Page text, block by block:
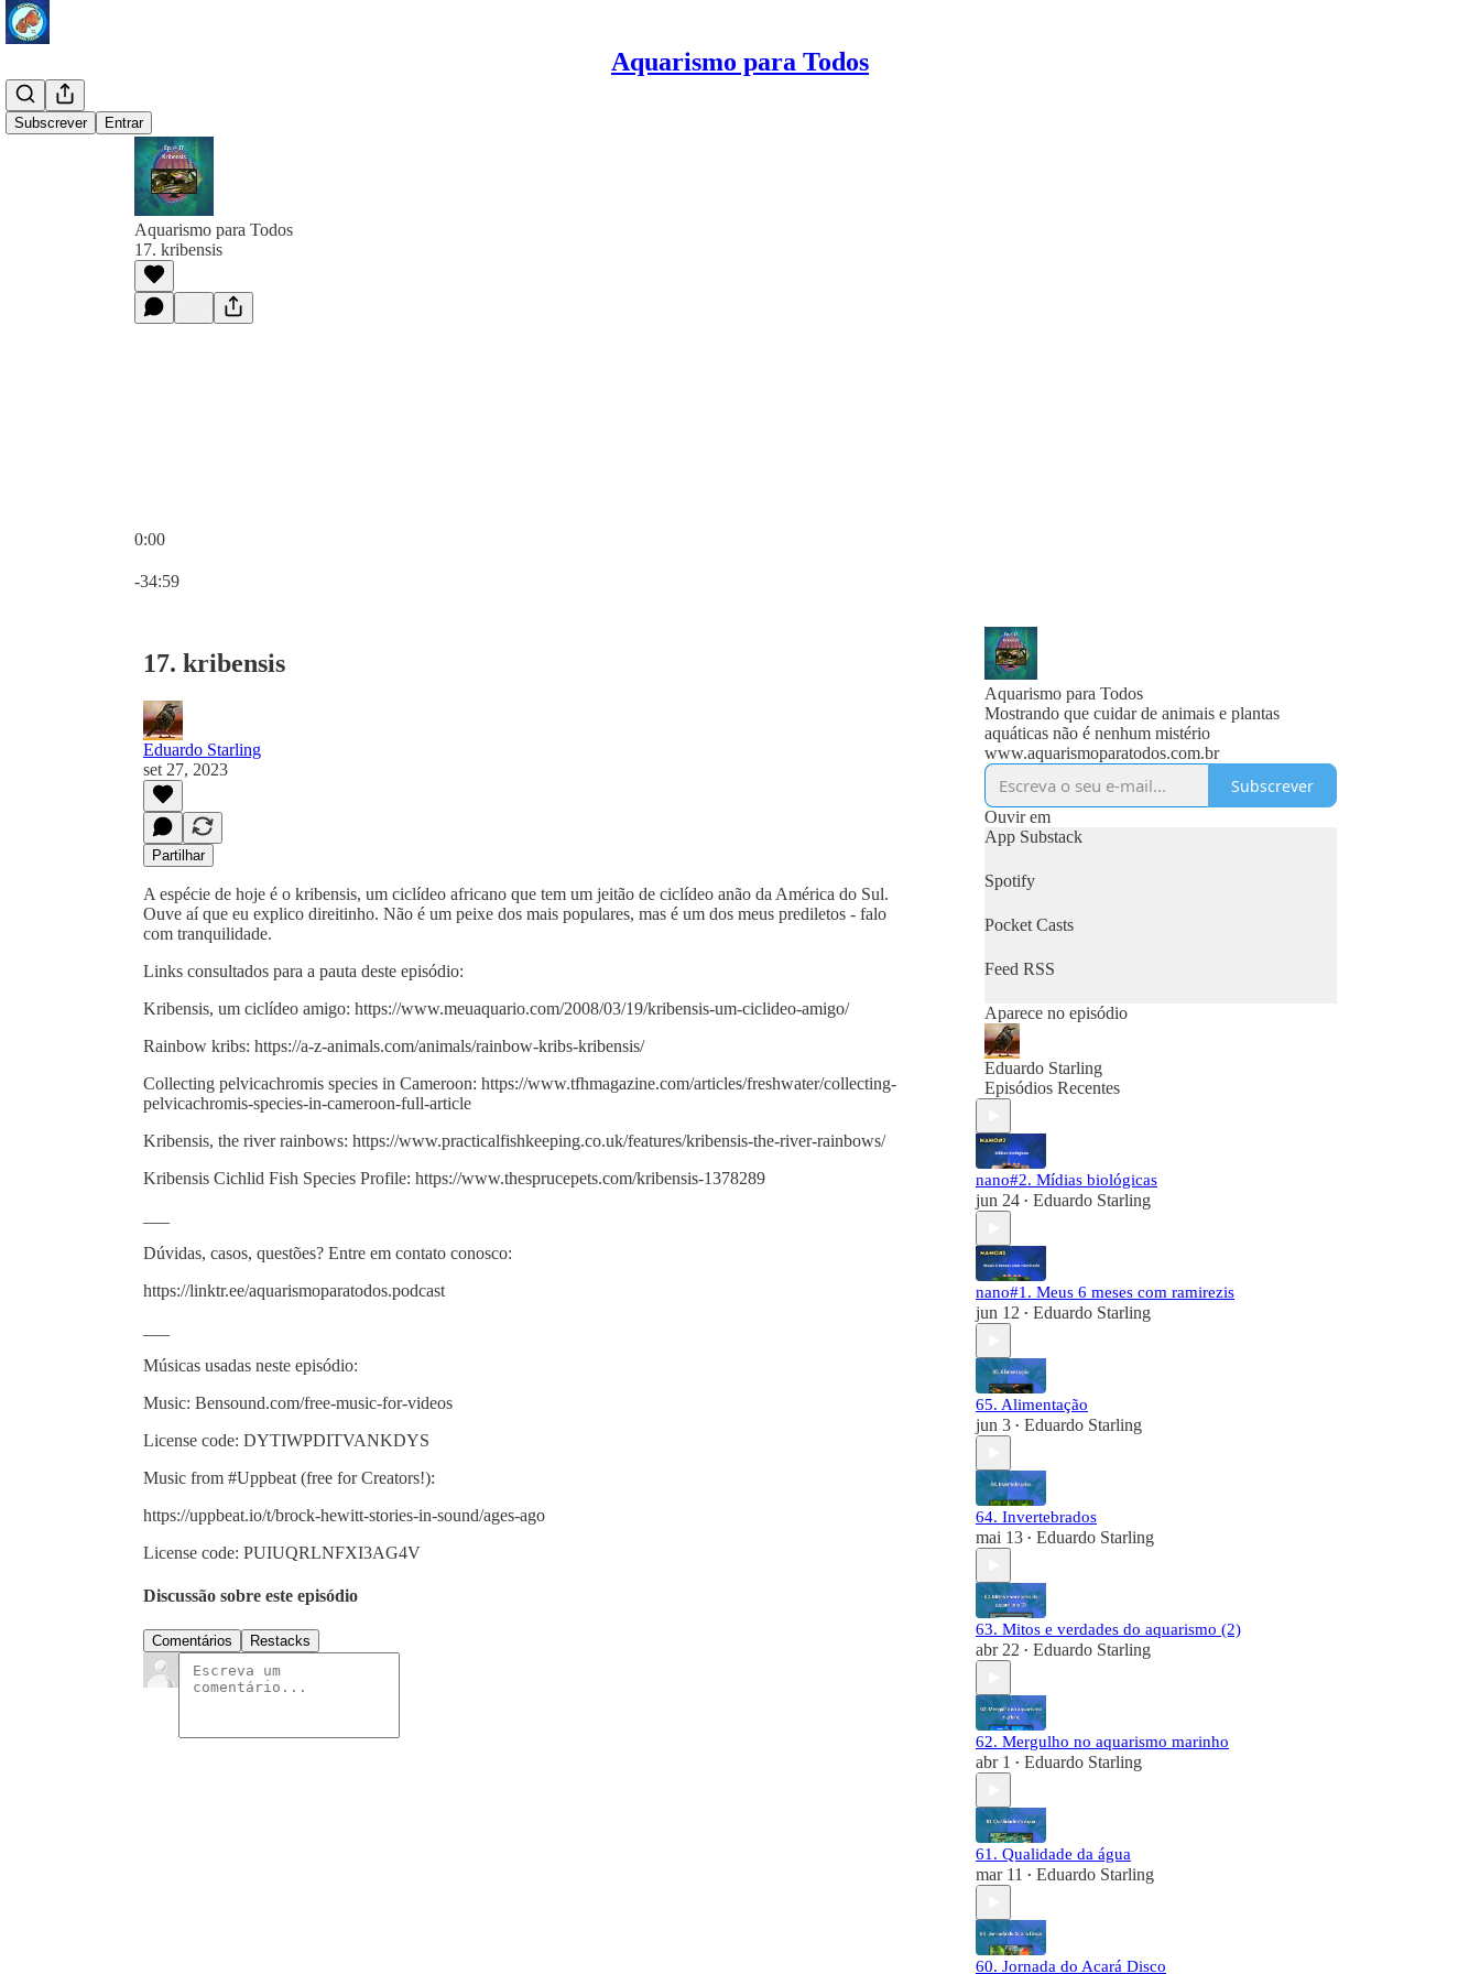
Aquarismo para Todos
Subscrever Entrar
Aquarismo para Todos
17. kribensis
0:00
-34:59
17. kribensis
Eduardo Starling
set 27, 2023
Partilhar
A espécie de hoje é o kribensis, um ciclídeo africano que tem um jeitão de ciclídeo anão da América do Sul.
Ouve aí que eu explico direitinho. Não é um peixe dos mais populares, mas é um dos meus prediletos - falo
com tranquilidade.
Links consultados para a pauta deste episódio:
Kribensis, um ciclídeo amigo: https://www.meuaquario.com/2008/03/19/kribensis-um-ciclideo-amigo/
Rainbow kribs: https://a-z-animals.com/animals/rainbow-kribs-kribensis/
Collecting pelvicachromis species in Cameroon: https://www.tfhmagazine.com/articles/freshwater/collecting-
pelvicachromis-species-in-cameroon-full-article
Kribensis, the river rainbows: https://www.practicalfishkeeping.co.uk/features/kribensis-the-river-rainbows/
Kribensis Cichlid Fish Species Profile: https://www.thesprucepets.com/kribensis-1378289
Dúvidas, casos, questões? Entre em contato conosco:
https://linktr.ee/aquarismoparatodos.podcast
Músicas usadas neste episódio:
Music: Bensound.com/free-music-for-videos
License code: DYTIWPDITVANKDYS
Music from #Uppbeat (free for Creators!):
https://uppbeat.io/t/brock-hewitt-stories-in-sound/ages-ago
License code: PUIUQRLNFXI3AG4V
Discussão sobre este episódio
Comentários Restacks
Aquarismo para Todos
Mostrando que cuidar de animais e plantas
aquáticas não é nenhum mistério
www.aquarismoparatodos.com.br
Subscrever
Ouvir em
App Substack
Spotify
Pocket Casts
Feed RSS
Aparece no episódio
Eduardo Starling
Episódios Recentes
nano#2. Mídias biológicas
jun 24 • Eduardo Starling
nano#1. Meus 6 meses com ramirezis
jun 12 • Eduardo Starling
65. Alimentação
jun 3 • Eduardo Starling
64. Invertebrados
mai 13 • Eduardo Starling
63. Mitos e verdades do aquarismo (2)
abr 22 • Eduardo Starling
62. Mergulho no aquarismo marinho
abr 1 • Eduardo Starling
61. Qualidade da água
mar 11 • Eduardo Starling
60. Jornada do Acará Disco